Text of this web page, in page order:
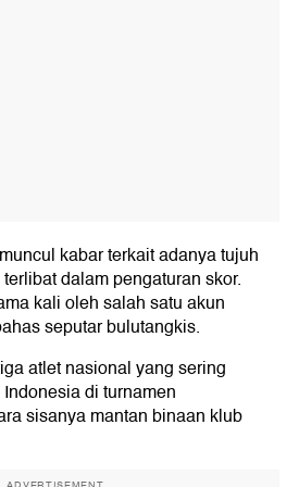
kabar terkait adanya tujuh
dalam pengaturan skor.
kali oleh salah satu akun
seputar bulutangkis.
atlet nasional yang sering
di turnamen
sisanya mantan binaan klub